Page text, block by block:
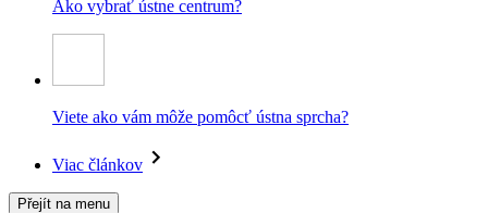
Ako vybrať ústne centrum?
Viete ako vám môže pomôcť ústna sprcha?
Viac článkov
Přejít na menu